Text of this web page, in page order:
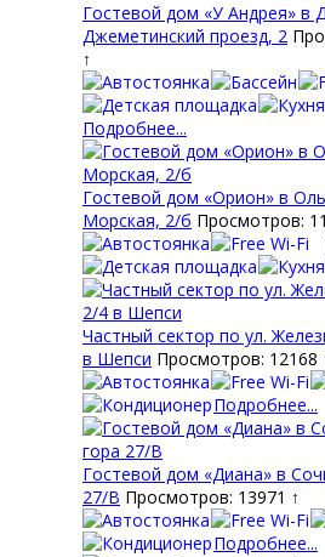
Гостевой дом «У Андрея» в
Джеметинский проезд, 2
↑
Подробнее...
Гостевой дом «Орион» в
Морская, 2/б Просмотров:
Частный сектор по ул.
в Шепси Просмотров: 12168
Подробнее...
Гостевой дом «Диана» в
27/В Просмотров: 13971 ↑
Подробнее...